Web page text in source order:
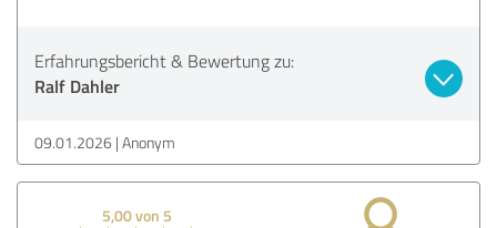
Erfahrungsbericht & Bewertung zu:
Ralf Dahler
09.01.2026 Anonym
5,00 von 5